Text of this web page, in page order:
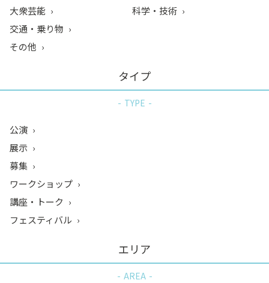
大衆芸能
科学・技術
交通・乗り物
その他
タイプ
TYPE
公演
展示
募集
ワークショップ
講座・トーク
フェスティバル
エリア
AREA